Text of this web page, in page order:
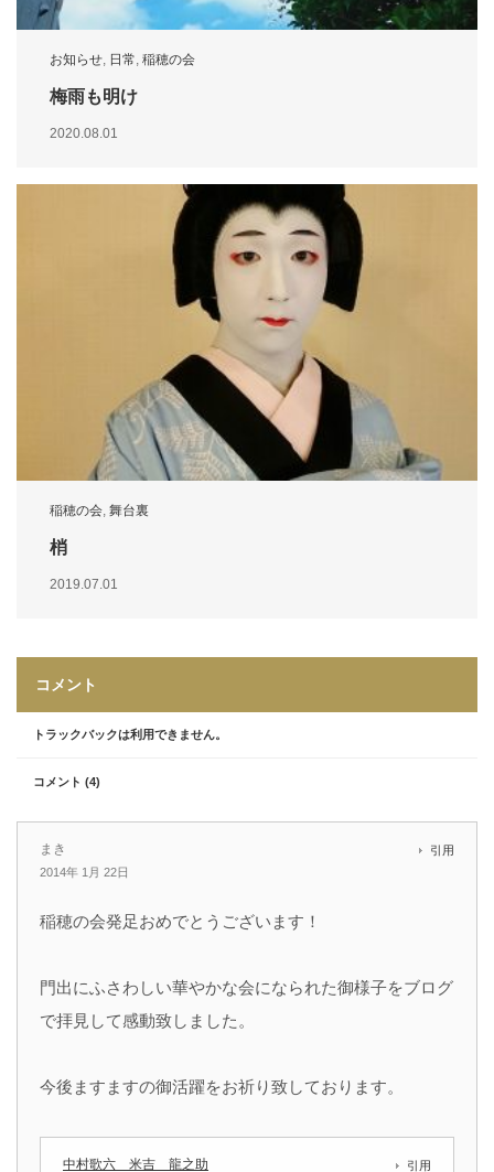
お知らせ 日常 稲穂の会
梅雨も明け
2020.08.01
稲穂の会, 舞台裏
梢
2019.07.01
コメント
トラックバックは利用できません。
コメント (4)
まき
2014年 1月 22日
引用
稲穂の会発足おめでとうございます！
門出にふさわしい華やかな会になられた御様子をブログ
で拝見して感動致しました。
今後ますますの御活躍をお祈り致しております。
中村歌六 米吉 龍之助 引用